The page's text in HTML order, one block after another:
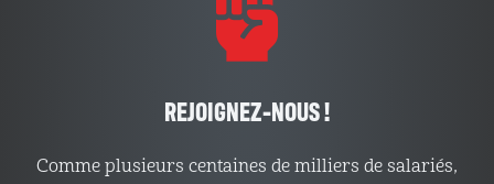
REJOIGNEZ-NOUS !
Comme plusieurs centaines de milliers de salariés,